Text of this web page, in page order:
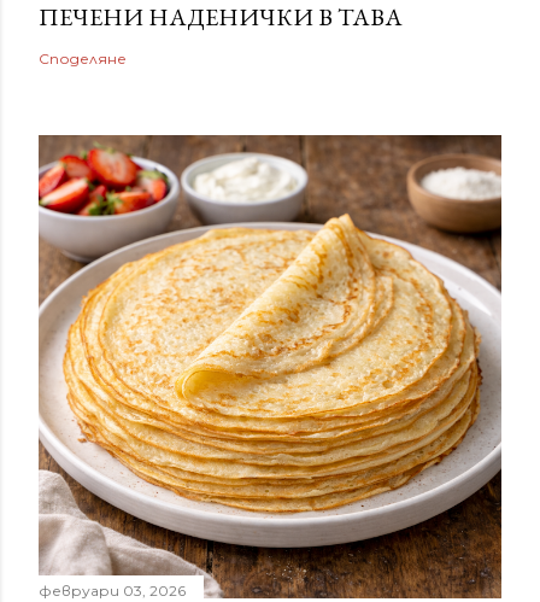
ПЕЧЕНИ НАДЕНИЧКИ В ТАВА
Споделяне
февруари 03, 2026